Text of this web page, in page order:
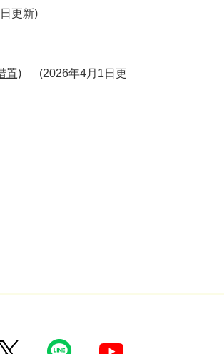
更新
置)
2026年4月1日更